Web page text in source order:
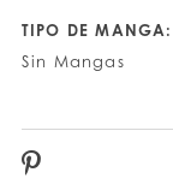
TIPO DE MANGA:
Sin Mangas